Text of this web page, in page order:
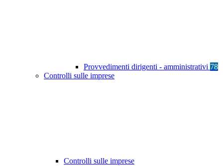
Provvedimenti dirigenti - amministrativi 78
Controlli sulle imprese
Controlli sulle imprese